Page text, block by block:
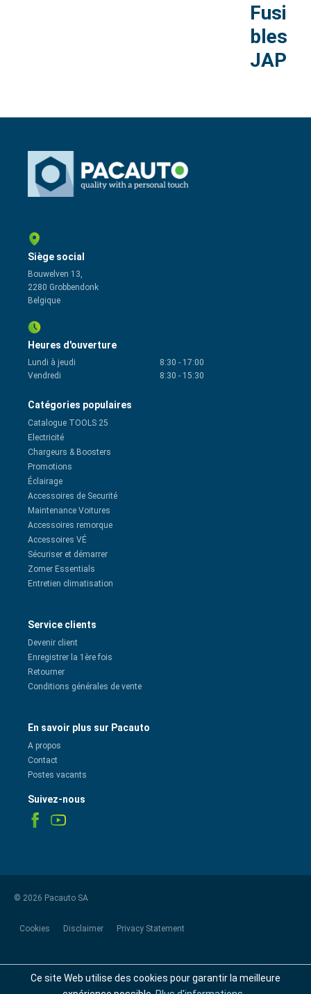
Fusi
bles
JAP
Siège social
Bouwelven 13,
2280 Grobbendonk
Belgique
Heures d'ouverture
Lundi à jeudi 8:30 - 17:00
Vendredi
8:30 - 15:30
Catégories populaires
Catalogue TOOLS 25
Electricité
Chargeurs & Boosters
Promotions
Éclairage
Accessoires de Securité
Maintenance Voitures
Accessoires remorque
Accessoires VÉ
Sécuriser et démarrer
Zomer Essentials
Entretien climatisation
Service clients
Devenir client
Enregistrer la 1ère fois
Retourner
Conditions générales de vente
En savoir plus sur Pacauto
A propos
Contact
Postes vacants
Suivez-nous
© 2026 Pacauto SA
Cookies Disclaimer Privacy Statement
Ce site Web utilise des cookies pour garantir la meilleure